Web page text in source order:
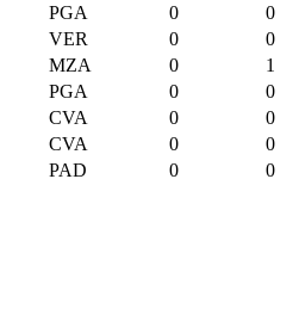
PGA 0
0
VER 0
0
MZA 0
1
PGA 0
0
CVA 0
0
CVA 0
0
PAD 0
0